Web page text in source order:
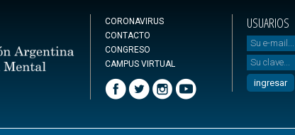
CORONAVIRUS
CONTACTO
CONGRESO
CAMPUS VIRTUAL
USUARIOS